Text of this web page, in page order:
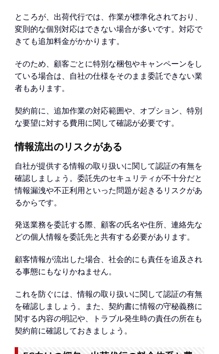
ところが、出荷代行では、作業が標準化されており、
変則的な個別対応はできない場合が多いです。対応で
きても追加料金がかかります。
そのため、顧客ごとに特別な梱包やキャンペーンをし
ている場合は、自社の仕様をそのまま委託できない業
者もあります。
契約前に、追加作業の対応範囲や、オプション、特別
な要望に対する費用に関して確認が必要です。
情報流出のリスクがある
自社が提供する情報の取り扱いに関して認証の有無を
確認しましょう。委託先のセキュリティが不十分だと
情報漏洩や不正利用といった問題が起きるリスクがあ
るからです。
発送業務を委託する際、顧客の氏名や住所、連絡先な
どの個人情報を委託先と共有する必要があります。
顧客情報が流出した場合、社会的にも責任を追及され
る事態にもなりかねません。
これを防ぐには、情報の取り扱いに関して認証の有無
を確認しましょう。また、契約書に情報の守秘義務に
関する内容の明記や、トラブル発生時の責任の所在も
契約前に確認しておきましょう。